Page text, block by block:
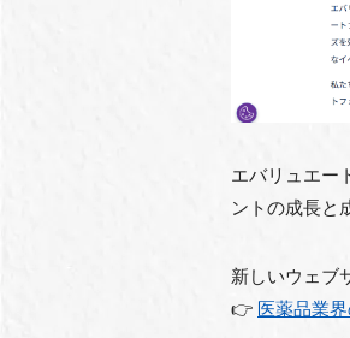
エバリュエー
ントの成長と
新しいウェブ
👉 医薬品業